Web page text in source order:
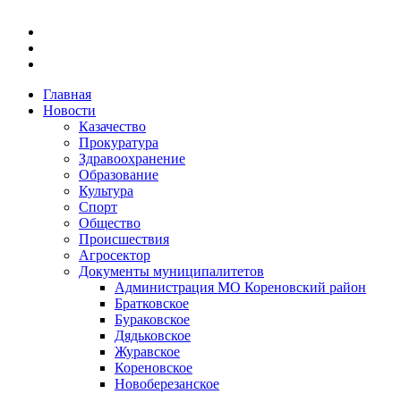
Главная
Новости
Казачество
Прокуратура
Здравоохранение
Образование
Культура
Спорт
Общество
Происшествия
Агросектор
Документы муниципалитетов
Администрация МО Кореновский район
Братковское
Бураковское
Дядьковское
Журавское
Кореновское
Новоберезанское